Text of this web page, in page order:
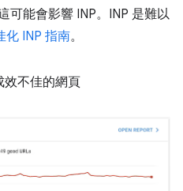
可能會影響 INP。INP 是難以
化 INP 指南。
不佳的網頁